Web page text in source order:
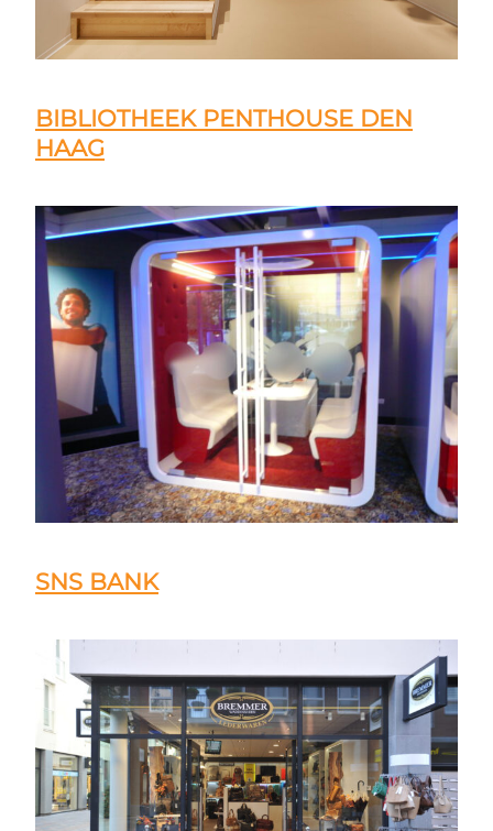
BIBLIOTHEEK PENTHOUSE DEN
HAAG
SNS BANK